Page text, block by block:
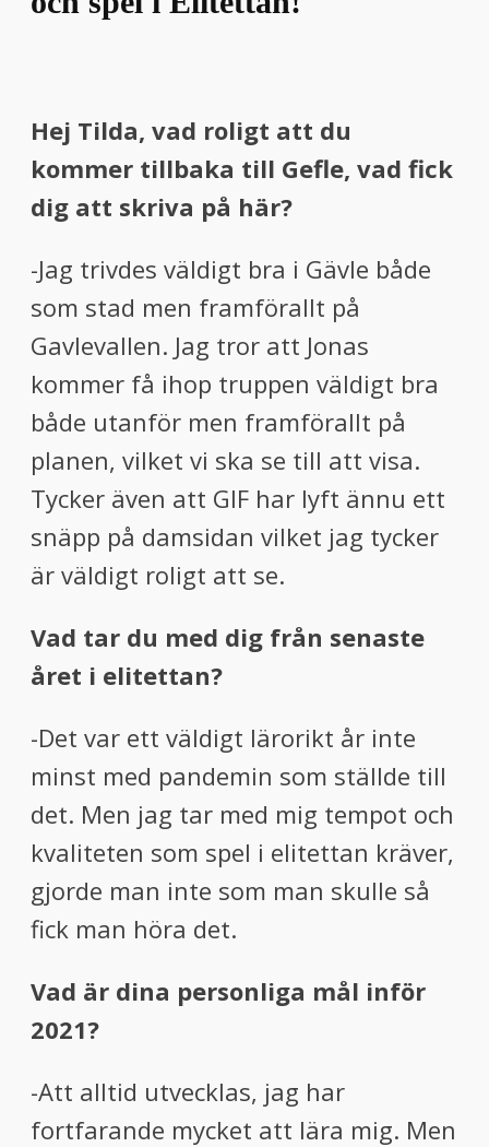
Hej Tilda, vad roligt att du
kommer tillbaka till Gefle, vad fick
dig att skriva på här?
-Jag trivdes väldigt bra i Gävle både
som stad men framförallt på
Gavlevallen. Jag tror att Jonas
kommer få ihop truppen väldigt bra
både utanför men framförallt på
planen, vilket vi ska se till att visa.
Tycker även att GIF har lyft ännu ett
snäpp på damsidan vilket jag tycker
är väldigt roligt att se.
Vad tar du med dig från senaste
året i elitettan?
-Det var ett väldigt lärorikt år inte
minst med pandemin som ställde till
det. Men jag tar med mig tempot och
kvaliteten som spel i elitettan kräver,
gjorde man inte som man skulle så
fick man höra det.
Vad är dina personliga mål inför
2021?
-Att alltid utvecklas, jag har
fortfarande mycket att lära mig. Men